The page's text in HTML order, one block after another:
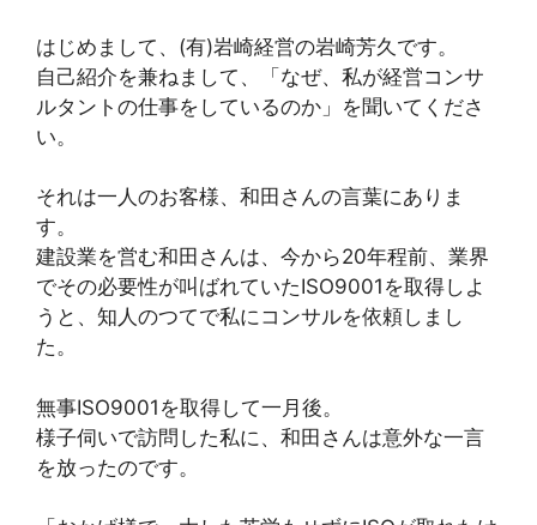
はじめまして、(有)岩崎経営の岩崎芳久です。
自己紹介を兼ねまして、「なぜ、私が経営コンサ
ルタントの仕事をしているのか」を聞いてくださ
い。
それは一人のお客様、和田さんの言葉にありま
す。
建設業を営む和田さんは、今から20年程前、業界
でその必要性が叫ばれていたISO9001を取得しよ
うと、知人のつてで私にコンサルを依頼しまし
た。
無事ISO9001を取得して一月後。
様子伺いで訪問した私に、和田さんは意外な一言
を放ったのです。